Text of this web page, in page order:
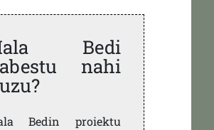
Bedi
nahi
Bedin proiektu